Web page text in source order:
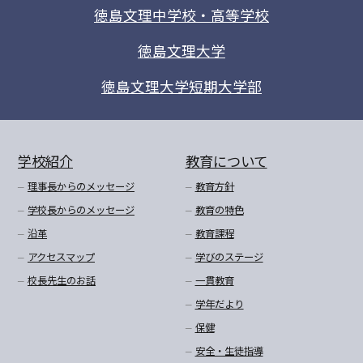
徳島文理中学校・高等学校
徳島文理大学
徳島文理大学短期大学部
学校紹介
理事長からのメッセージ
学校長からのメッセージ
沿革
アクセスマップ
校長先生のお話
教育について
教育方針
教育の特色
教育課程
学びのステージ
一貫教育
学年だより
保健
安全・生徒指導